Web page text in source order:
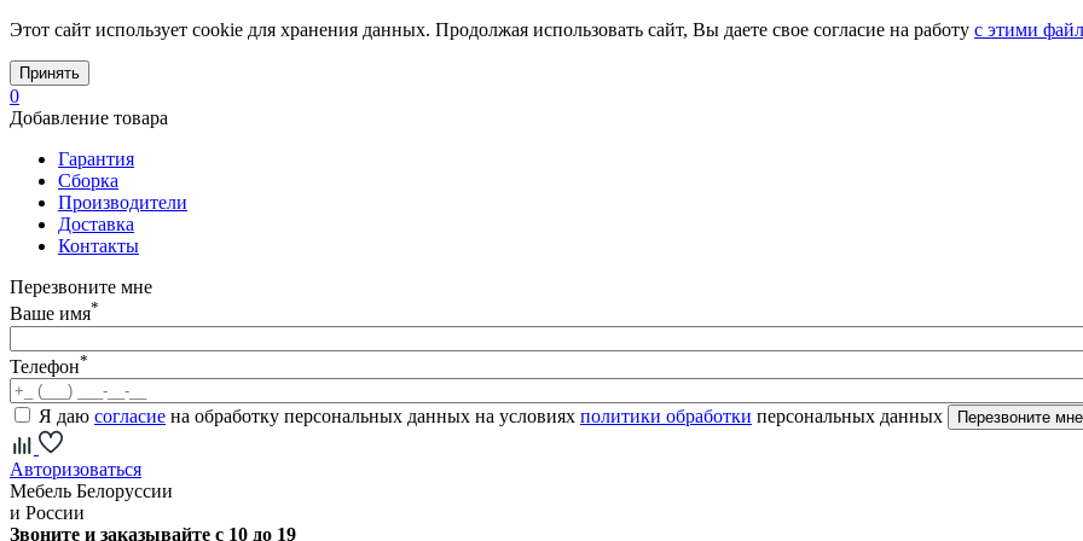
Этот сайт использует cookie для хранения данных. Продолжая использовать сайт, Вы даете свое согласие на работу с этими
Принять
0
Добавление товара
Гарантия
Сборка
Производители
Доставка
Контакты
Перезвоните мне
Ваше имя*
Телефон*
Я даю согласие на обработку персональных данных на условиях политики обработки персональных данных
Авторизоваться
Мебель Белоруссии
и России
Звоните и заказывайте с 10 до 19